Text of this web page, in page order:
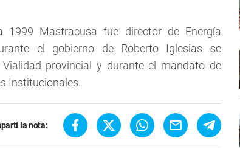
1999 Mastracusa fue director de Energía
el gobierno de Roberto Iglesias se
provincial y durante el mandato de
Institucionales.
la nota: